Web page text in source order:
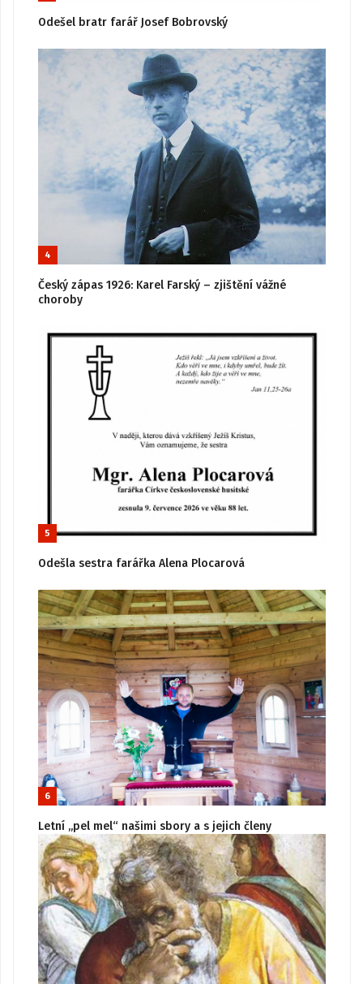
Odešel bratr farář Josef Bobrovský
4
Český zápas 1926: Karel Farský – zjištění vážné
choroby
5
Odešla sestra farářka Alena Plocarová
6
Letní „pel mel“ našimi sbory a s jejich členy